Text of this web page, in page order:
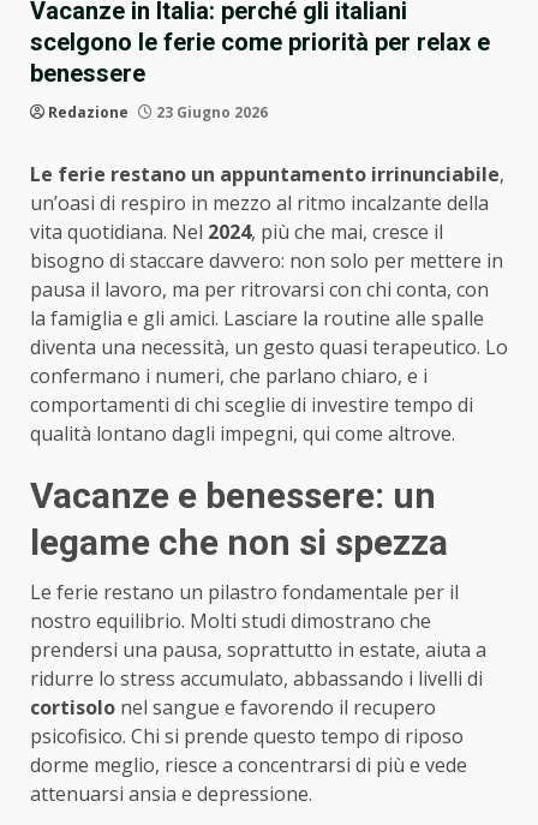
Vacanze in Italia: perché gli italiani
scelgono le ferie come priorità per relax e
benessere
Redazione 23 Giugno 2026
Le ferie restano un appuntamento irrinunciabile,
un’oasi di respiro in mezzo al ritmo incalzante della
vita quotidiana. Nel 2024, più che mai, cresce il
bisogno di staccare davvero: non solo per mettere in
pausa il lavoro, ma per ritrovarsi con chi conta, con
la famiglia e gli amici. Lasciare la routine alle spalle
diventa una necessità, un gesto quasi terapeutico. Lo
confermano i numeri, che parlano chiaro, e i
comportamenti di chi sceglie di investire tempo di
qualità lontano dagli impegni, qui come altrove.
Vacanze e benessere: un
legame che non si spezza
Le ferie restano un pilastro fondamentale per il
nostro equilibrio. Molti studi dimostrano che
prendersi una pausa, soprattutto in estate, aiuta a
ridurre lo stress accumulato, abbassando i livelli di
cortisolo nel sangue e favorendo il recupero
psicofisico. Chi si prende questo tempo di riposo
dorme meglio, riesce a concentrarsi di più e vede
attenuarsi ansia e depressione.